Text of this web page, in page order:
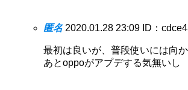
匿名 2020.01.28 23:09 ID：
最初は良いが、普段使いには向
あとoppoがアプデする気無いし